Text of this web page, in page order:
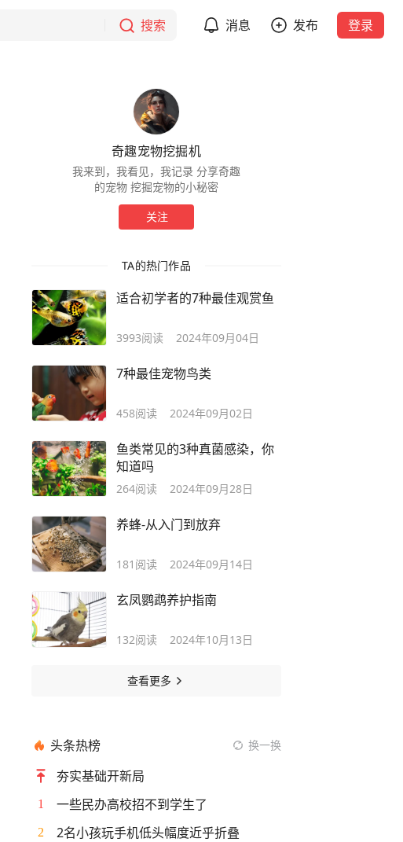
搜索 消息 发布 登录
奇趣宠物挖掘机
我来到，我看见，我记录 分享奇趣
的宠物 挖掘宠物的小秘密
关注
TA的热门作品
适合初学者的7种最佳观赏鱼
3993阅读 2024年09月04日
7种最佳宠物鸟类
458阅读 2024年09月02日
鱼类常见的3种真菌感染，你
知道吗
264阅读 2024年09月28日
养蜂-从入门到放弃
181 阅读 2024年09月14日
玄凤鹦鹉养护指南
132阅读 2024年10月13日
查看更多
头条热榜 换一换
夯实基础开新局
1 一些民办高校招不到学生了
2 2名小孩玩手机低头幅度近乎折叠